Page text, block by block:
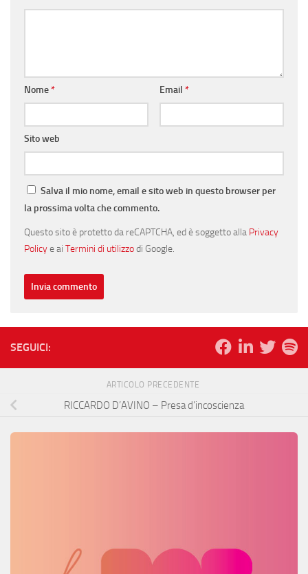
Nome* Email *
Sito web
Salva il mio nome, email e sito web in questo browser per
la prossima volta che commento.
Questo sito è protetto da reCAPTCHA, ed è soggetto alla Privacy
Policye ai Termini di utilizzodi Google.
SEGUICI:
ARTICOLO PRECEDENTE
RICCARDO D’AVINO – Presa d’incoscienza